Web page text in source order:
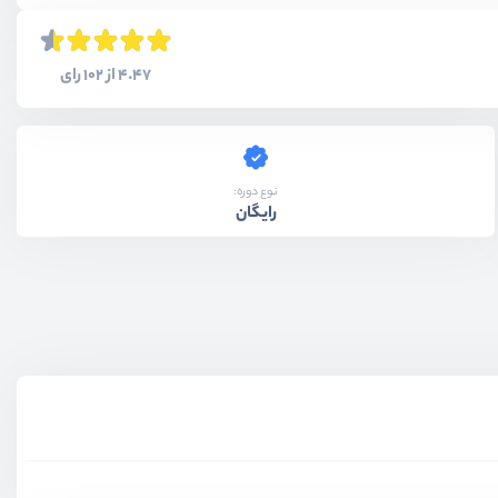
4.47 از 102 رای
نوع دوره:
رایگان